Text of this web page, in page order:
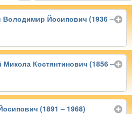
Володимир Йосипович (1936 –
Микола Костянтинович (1856 –
(1891 – 1968)